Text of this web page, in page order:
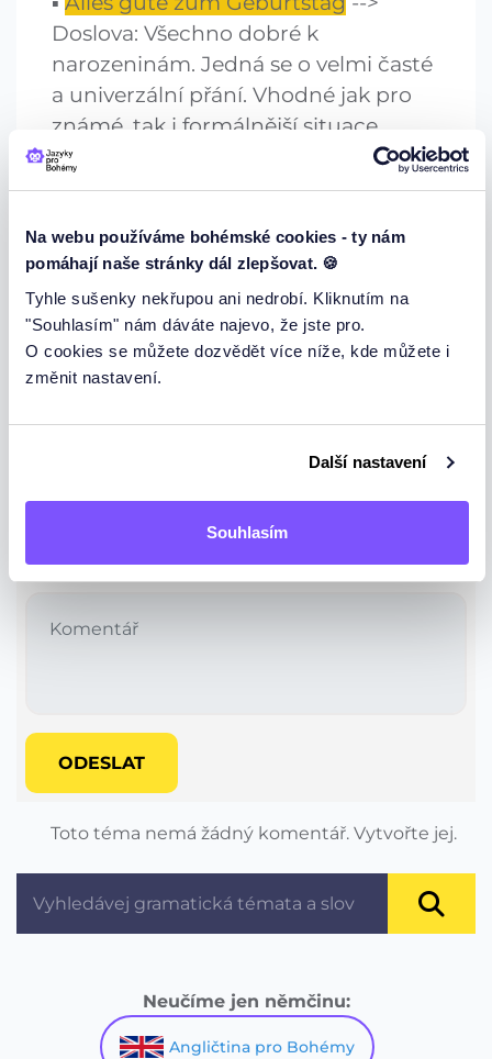
Na webu používáme bohémské cookies - ty nám
pomáhají naše stránky dál zlepšovat. 🍪
Tyhle sušenky nekřupou ani nedrobí. Kliknutím na
"Souhlasím" nám dáváte najevo, že jste pro.
O cookies se můžete dozvědět více níže, kde můžete i
změnit nastavení.
Další nastavení
Souhlasím
Doslova: Všechno dobré k
narozeninám. Jedná se o velmi časté
a univerzální přání. Vhodné jak pro
známé, tak i formálnější situace.
Ich gratuliere dir!
Gratuluji ti! Neutrální až formální. Lze
herzlich zum Geburtstag.
Tak se nezapomeňte podívat do diáře, kdo
má dneska narozeniny a Viel Spaß!
přihlaste se,
ODESLAT
Toto téma nemá žádný komentář. Vytvořte jej.
Neučíme jen němčinu:
Angličtina pro Bohémy